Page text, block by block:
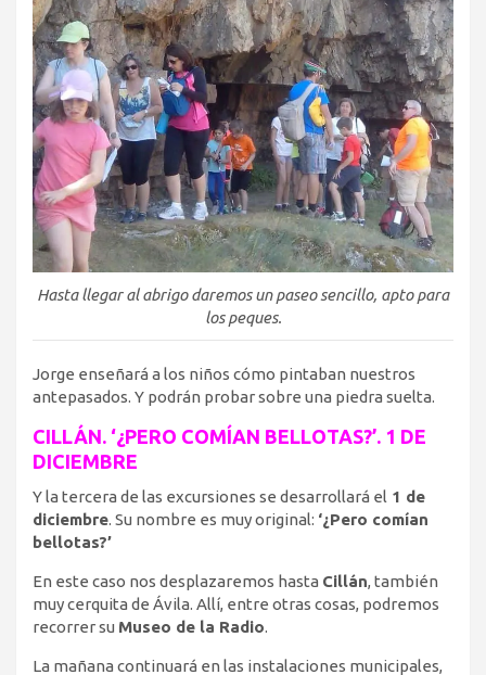
Hasta llegar al abrigo daremos un paseo sencillo, apto para
los peques.
Jorge enseñará a los niños cómo pintaban nuestros
antepasados. Y podrán probar sobre una piedra suelta.
CILLÁN. ‘¿PERO COMÍAN BELLOTAS?’. 1 DE
DICIEMBRE
Y la tercera de las excursiones se desarrollará el 1 de
diciembre. Su nombre es muy original: ‘¿Pero comían
bellotas?’
En este caso nos desplazaremos hasta Cillán, también
muy cerquita de Ávila. Allí, entre otras cosas, podremos
recorrer su Museo de la Radio.
La mañana continuará en las instalaciones municipales,